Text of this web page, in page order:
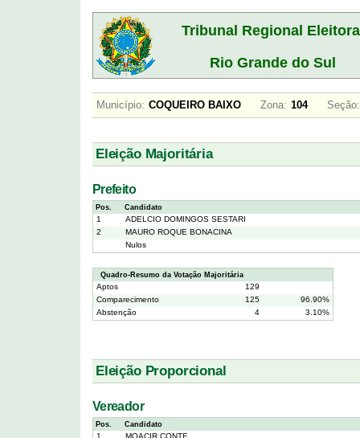
Tribunal Regional
Rio Grande do Sul
Município: COQUEIRO BAIXO Zona: 104 Seção:
Eleição Majoritária
Prefeito
Pos. Candidato
1
ADELCIO DOMINGOS SESTARI
2
MAURO ROQUE BONACINA
Nulos
Quadro-Resumo da Votação Majoritária
Aptos
129
Comparecimento
125
96.90%
Abstenção
4 3.10%
Eleição Proporcional
Vereador
Pos. Candidato
1
MOACIR CONTE